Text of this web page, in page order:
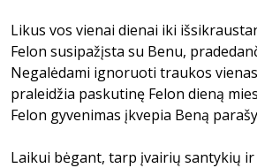
Likus vos vienai dienai iki
Felon susipažįsta su Benu,
Negalėdami ignoruoti traukos
praleidžia paskutinę Felon dieną
Felon gyvenimas įkvepia Beną
Laikui bėgant, tarp įvairių santykių